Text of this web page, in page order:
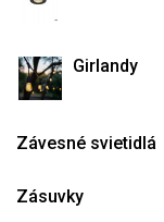
Girlandy
Závesné svietidlá
Zásuvky